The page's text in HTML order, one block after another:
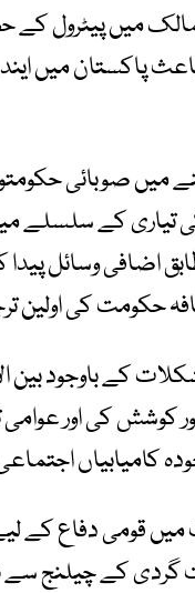
میں پیٹرول
پاکستان میں
میں صوبائی
تیاری کے سلسلے
اضافی وسائل
حکومت کی
کے باوجود بین
کوشش کی اور عوامی
کامیابیاں
میں قومی دفاع کے
کے چیلنج سے